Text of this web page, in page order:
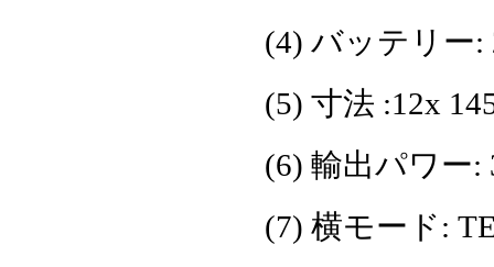
(4) バッテリー:
(5) 寸法 :12x
(6) 輸出パワー:
(7) 横モード: